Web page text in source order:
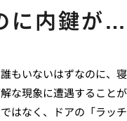
に内鍵が
誰もいないはずなのに
な現象に遭遇することが
はなく、ドアの「ラッ